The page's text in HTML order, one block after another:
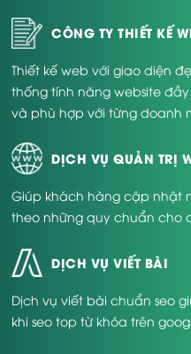
CÔNG TY THIẾT KẾ
Thiết kế web với giao diện
thống tính năng website
và phù hợp với từng doanh
DỊCH VỤ QUẢN TRỊ
Giúp khách hàng cập nhật
theo những quy chuẩn cho
DỊCH VỤ VIẾT BÀI
Dịch vụ viết bài chuẩn seo
khi seo top từ khóa trên